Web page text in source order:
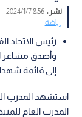
نشر :8:56 2024/1/7
رياضة
رئيس الاتحاد
وأصدق مشاعر
إلى قائمة
استشهد المدرب
المدرب العام